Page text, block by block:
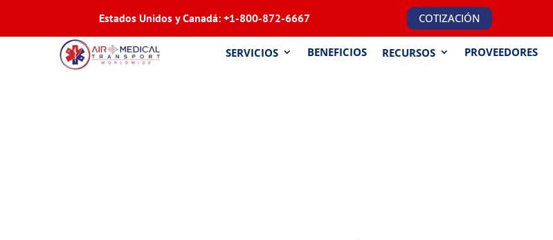
Estados Unidos y Canadá: +1-800-872-6667 COTIZACIÓN
SERVICIOS BENEFICIOS RECURSOS PROVEEDORES